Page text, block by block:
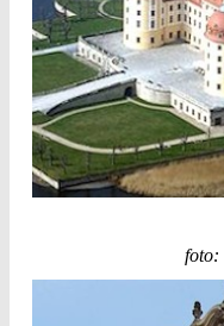
foto: